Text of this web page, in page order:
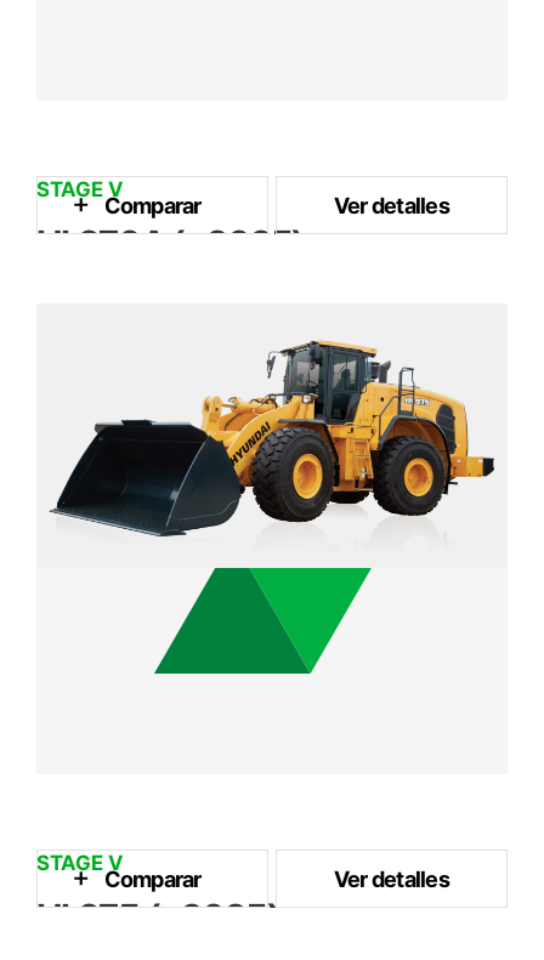
STAGE V
HL970A (~2025)
242 kW / 2,100 rpm
24.2 ton
Comparar Ver detalles
STAGE V
HL975 (~2025)
Comparar Ver detalles